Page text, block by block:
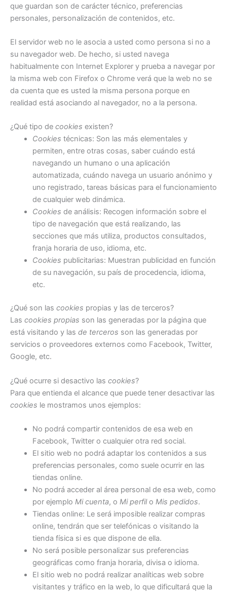
que guardan son de carácter técnico, preferencias
personales, personalización de contenidos, etc.
El servidor web no le asocia a usted como persona si no a
su navegador web. De hecho, si usted navega
habitualmente con Internet Explorer y prueba a navegar por
la misma web con Firefox o Chrome verá que la web no se
da cuenta que es usted la misma persona porque en
realidad está asociando al navegador, no a la persona.
¿Qué tipo de cookies existen?
Cookies técnicas: Son las más elementales y
permiten, entre otras cosas, saber cuándo está
navegando un humano o una aplicación
automatizada, cuándo navega un usuario anónimo y
uno registrado, tareas básicas para el funcionamiento
de cualquier web dinámica.
Cookies de análisis: Recogen información sobre el
tipo de navegación que está realizando, las
secciones que más utiliza, productos consultados,
franja horaria de uso, idioma, etc.
Cookies publicitarias: Muestran publicidad en función
de su navegación, su país de procedencia, idioma,
etc.
¿Qué son las cookies propias y las de terceros?
Las cookies propias son las generadas por la página que
está visitando y las de terceros son las generadas por
servicios o proveedores externos como Facebook, Twitter,
Google, etc.
¿Qué ocurre si desactivo las cookies?
Para que entienda el alcance que puede tener desactivar las
cookies le mostramos unos ejemplos:
No podrá compartir contenidos de esa web en
Facebook, Twitter o cualquier otra red social.
El sitio web no podrá adaptar los contenidos a sus
preferencias personales, como suele ocurrir en las
tiendas online.
No podrá acceder al área personal de esa web, como
por ejemplo Mi cuenta, o Mi perfilo Mis pedidos.
Tiendas online: Le será imposible realizar compras
online, tendrán que ser telefónicas o visitando la
tienda física si es que dispone de ella.
No será posible personalizar sus preferencias
geográficas como franja horaria, divisa o idioma.
El sitio web no podrá realizar analíticas web sobre
visitantes y tráfico en la web, lo que dificultará que la